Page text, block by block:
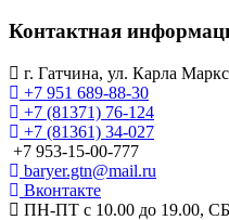
Контактная
г. Гатчина, ул. Карла
+7 951 689-88-30
+7 (81371) 76-124
+7 (81361) 34-027
+7 953-15-00-777
baryer.gtn@mail.ru
Вконтакте
ПН-ПТ с 10.00 до 19.00, СБ